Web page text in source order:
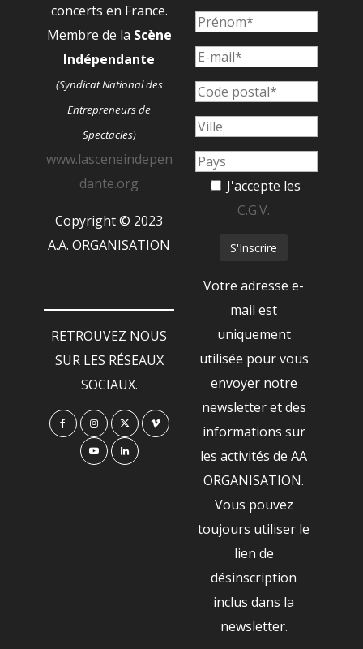
concerts en France.
Membre de la Scène
Indépendante
(Syndicat National des
Entrepreneurs de
Spectacles)
www.lasceneindepen
dante.org
Copyright © 2023
A.A. ORGANISATION
RETROUVEZ NOUS
SUR LES RÉSEAUX
SOCIAUX.
J'accepte les
C.G.V.
Votre adresse e-
mail est
uniquement
utilisée pour vous
envoyer notre
newsletter et des
informations sur
les activités de AA
ORGANISATION.
Vous pouvez
toujours utiliser le
lien de
désinscription
inclus dans la
newsletter.